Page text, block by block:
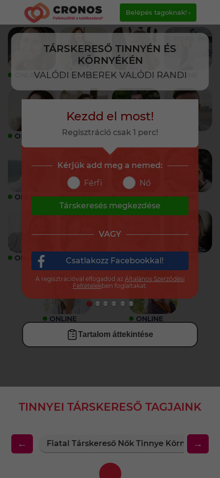
TÁRSKERESŐ TINNYÉN ÉS
KÖRNYÉKÉN
VALÓDI EMBEREK VALÓDI RANDI
Belépés tagoknak! ›
ONLINE ONLINE ONLINE ONLINE
ONLINE ONLINE ONLINE
ONLINE ONLINE ONLINE ONLINE
ONLINE ONLINE ONLINE
ONLINE ONLINE
Tartalom áttekintése
TINNYEI TÁRSKERESŐ TAGJAINK
← Fiatal Társkereső Nők Tinnye Környékén
→
Kezdd el most!
Regisztráció csak 1 perc!
Kérjük add meg a nemed:
Férfi
Nő
Társkeresés megkezdése
VAGY
Csatlakozz Facebookkal!
A regisztrációval elfogadod az Általános Szerződési
Feltételekben foglaltakat.